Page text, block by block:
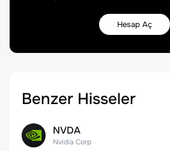
Hesap Aç
Benzer Hisseler
NVDA
Nvidia Corp